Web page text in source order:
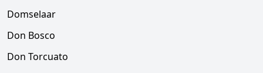
Domselaar
Don Bosco
Don Torcuato